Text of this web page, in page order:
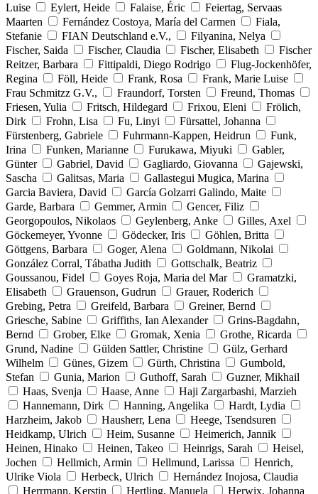
Luise
Eylert, Heide Falaise, Éric
Feiertag, Servaas
Maarten
Fernández Costoya, María del Carmen
Fiala,
Stefanie
FIAN Deutschland e.V.,
Filyanina, Nelya
Fischer, Saida
Fischer, Claudia Fischer, Elisabeth
Fischer
Reitzer, Barbara
Fittipaldi, Diego Rodrigo
Flug-Jockenhöfer,
Regina
Föll, Heide Frank, Rosa
Frank, Marie Luise
Frau Schmitzz G.V.,
Fraundorf, Torsten
Freund, Thomas
Friesen, Yulia
Fritsch, Hildegard Frixou, Eleni
Frölich,
Dirk
Frohn, Lisa Fu, Linyi
Fürsattel, Johanna
Fürstenberg, Gabriele
Fuhrmann-Kappen, Heidrun
Funk,
Irina
Funken, Marianne Furukawa, Miyuki
Gabler,
Günter
Gabriel, David Gagliardo, Giovanna
Gajewski,
Sascha
Galitsas, Maria
Gallastegui Mugica, Marina
Garcia Baviera, David
García Golzarri Galindo, Maite
Garde, Barbara
Gemmer, Armin
Gencer, Filiz
Georgopoulos, Nikolaos
Geylenberg, Anke
Gilles, Axel
Göckemeyer, Yvonne
Gödecker, Iris
Göhlen, Britta
Göttgens, Barbara
Goger, Alena
Goldmann, Nikolai
González Corral, Tábatha Judith
Gottschalk, Beatriz
Goussanou, Fidel
Goyes Roja, Maria del Mar
Gramatzki,
Elisabeth
Grauenson, Gudrun
Grauer, Roderich
Grebing, Petra
Greifeld, Barbara
Greiner, Bernd
Griesche, Sabine
Griffiths, Ian Alexander
Grins-Bagdahn,
Bernd
Grober, Elke Gromak, Xenia
Grothe, Ricarda
Grund, Nadine
Gülden Sattler, Christine
Gülz, Gerhard
Wilhelm
Günes, Gizem Gürth, Christina
Gumbold,
Stefan
Gunia, Marion Guthoff, Sarah
Guzner, Mikhail
Haas, Svenja
Haase, Anne
Haji Zargarbashi, Marzieh
Hannemann, Dirk
Hanning, Angelika
Hardt, Lydia
Harzheim, Jakob
Hausherr, Lena
Heege, Tsendsuren
Heidkamp, Ulrich
Heim, Susanne
Heimerich, Jannik
Heinen, Hinako
Heinen, Takeo Heinrigs, Sarah
Heisel,
Jochen
Hellmich, Armin Hellmund, Larissa
Henrich,
Ulrike Viola
Herbeck, Ulrich
Hernández Inojosa, Claudia
Herrmann, Kerstin
Hertling, Manuela
Herwix, Johanna